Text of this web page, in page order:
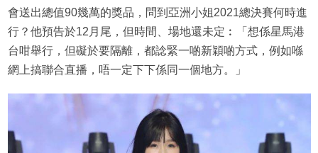
會送出總值90幾萬的獎品，問到亞洲小姐2021總決賽何時進
行？他預告於12月尾，但時間、場地還未定︰「想係星馬港
台咁舉行，但礙於要隔離，都諗緊一啲新穎啲方式，例如喺
網上搞聯合直播，唔一定下下係同一個地方。」